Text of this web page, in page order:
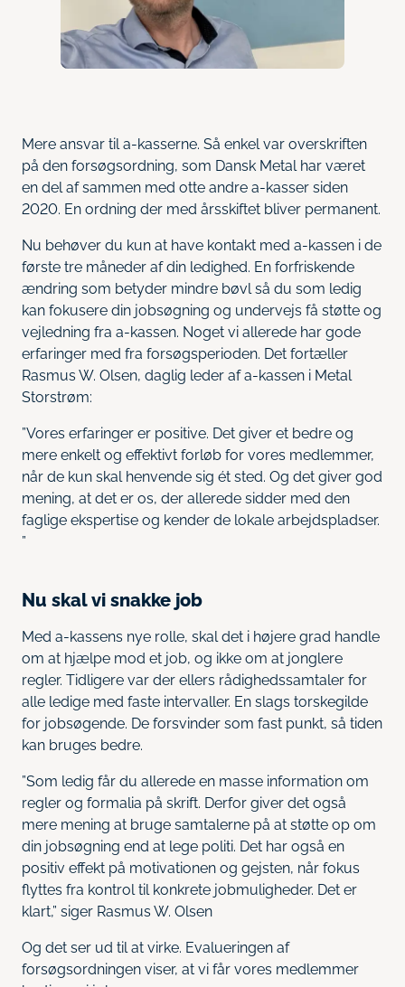
Mere ansvar til a-kasserne. Så enkel var overskriften
på den forsøgsordning, som Dansk Metal har været
en del af sammen med otte andre a-kasser siden
2020. En ordning der med årsskiftet bliver permanent.
Nu behøver du kun at have kontakt med a-kassen i de
første tre måneder af din ledighed. En forfriskende
ændring som betyder mindre bøvl så du som ledig
kan fokusere din jobsøgning og undervejs få støtte og
vejledning fra a-kassen. Noget vi allerede har gode
erfaringer med fra forsøgsperioden. Det fortæller
Rasmus W. Olsen, daglig leder af a-kassen i Metal
Storstrøm:
”Vores erfaringer er positive. Det giver et bedre og
mere enkelt og effektivt forløb for vores medlemmer,
når de kun skal henvende sig ét sted. Og det giver god
mening, at det er os, der allerede sidder med den
faglige ekspertise og kender de lokale arbejdspladser.
”
Nu skal vi snakke job
Med a-kassens nye rolle, skal det i højere grad handle
om at hjælpe mod et job, og ikke om at jonglere
regler. Tidligere var der ellers rådighedssamtaler for
alle ledige med faste intervaller. En slags torskegilde
for jobsøgende. De forsvinder som fast punkt, så tiden
kan bruges bedre.
”Som ledig får du allerede en masse information om
regler og formalia på skrift. Derfor giver det også
mere mening at bruge samtalerne på at støtte op om
din jobsøgning end at lege politi. Det har også en
positiv effekt på motivationen og gejsten, når fokus
flyttes fra kontrol til konkrete jobmuligheder. Det er
klart,” siger Rasmus W. Olsen
Og det ser ud til at virke. Evalueringen af
forsøgsordningen viser, at vi får vores medlemmer